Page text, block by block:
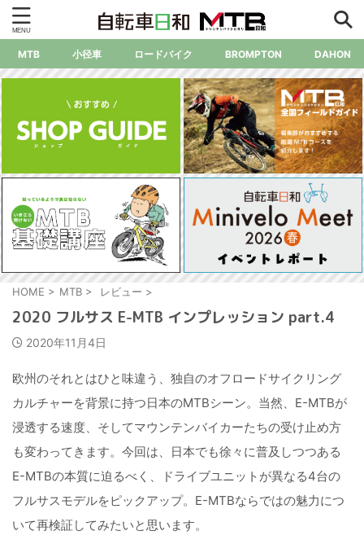
MTB 小径車 ロードバイク BROMPTON DAHON
HOME > MTB > レビュー >
2020 フルサス E-MTB インプレッション part.4
2020年11月4日
欧州のそれとはひと味違う、独自のオフロードサイクリング
カルチャーを背景に持つ日本のMTBシーン。当然、E-MTBが
浸透する速度、そしてマウンテンバイカーたちの受け止め方
も変わってきます。今回は、日本でも徐々に普及しつつある
E-MTBの本質に迫るべく、ドライブユニットが異なる4台の
フルサスモデルをピックアップ。E-MTBならではの魅力につ
いて再検証してみたいと思います。